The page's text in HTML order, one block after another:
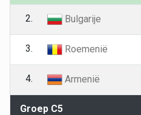
2. Bulgarije
3. Roemenië
4. Armenië
Groep C5